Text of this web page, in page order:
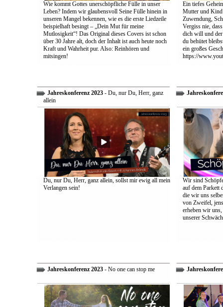
Wie kommt Gottes unerschöpfliche Fülle in unser
Leben? Indem wir glaubensvoll Seine Fülle hinein in
unseren Mangel bekennen, wie es die erste Liedzeile
beispielhaft besingt – „Dein Mut für meine
Mutlosigkeit“! Das Original dieses Covers ist schon
über 30 Jahre alt, doch der Inhalt ist auch heute noch
Kraft und Wahrheit pur. Also: Reinhören und
mitsingen!
Ein tiefes
Mutter und
Zuwendung,
Vergiss nie,
dich will und der
du behütet
ein großes
https://
Jahreskonferenz 2023- Du, nur Du, Herr, ganz
allein
Du, nur Du, Herr, ganz allein, sollst mir ewig all mein
Verlangen sein!
Wir sind
auf dem Parkett
die wir uns
von Zweifel,
erheben wir
unserer
Jahreskonferenz 2023- No one can stop me